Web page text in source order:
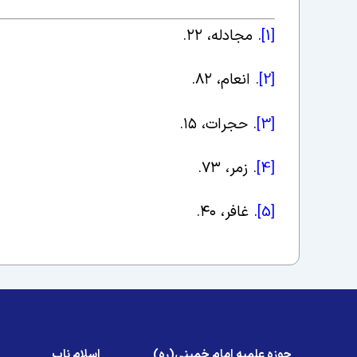
[1] . مجادله، ۲۲.
[2] . انعام، ۸۲.
[3]
. حجرات، ۱۵.
[4]
. زمر، ۷۳.
[5]
. غافر، ۴۰.